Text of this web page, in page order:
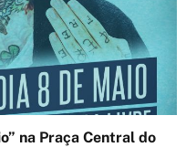
na Praça Central do